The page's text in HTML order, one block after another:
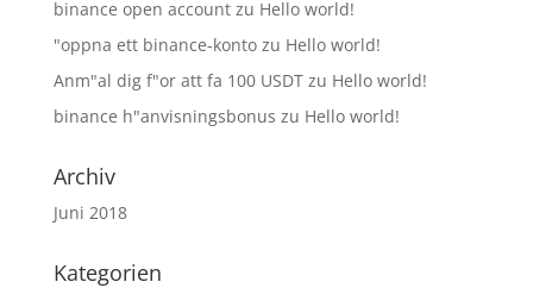
binance open accountzu Hello world!
"oppna ett binance-kontozu Hello world!
Anm"al dig f"or att fa 100 USDTzu Hello world!
binance h"anvisningsbonus zu Hello world!
Archiv
Juni 2018
Kategorien